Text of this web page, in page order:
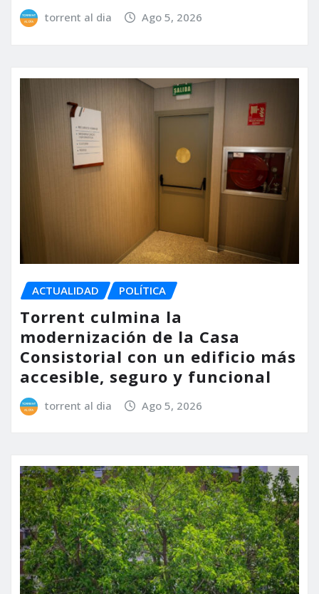
torrent al dia Ago 5, 2026
ACTUALIDAD POLÍTICA
Torrent culmina la
modernización de la Casa
Consistorial con un edificio más
accesible, seguro y funcional
torrent al dia Ago 5, 2026